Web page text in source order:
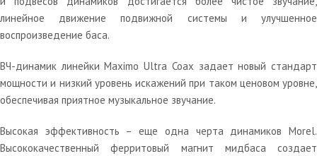
линейное движение подвижной системы и улучшенное
воспроизведение баса.
ВЧ-динамик линейки Maximo Ultra Coax задает новый стандарт
мощности и низкий уровень искажений при таком ценовом уровне,
обеспечивая приятное музыкальное звучание.
Высокая эффективность – еще одна черта динамиков Morel.
Высококачественный ферритовый магнит мидбаса создает